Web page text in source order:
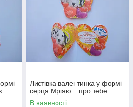
Листівка валентинка у формі
серця Мріяю... про тебе
В наявності